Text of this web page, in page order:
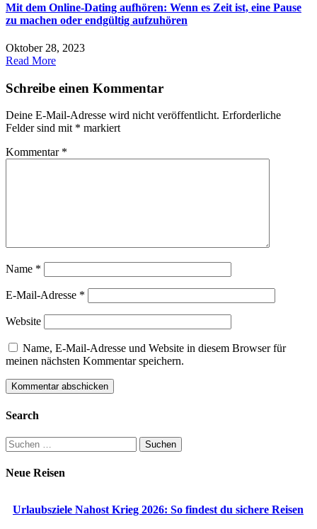
Mit dem Online-Dating aufhören: Wenn es Zeit ist, eine Pause
zu machen oder endgültig aufzuhören
Oktober 28, 2023
Read More
Schreibe einen Kommentar
Deine E-Mail-Adresse wird nicht veröffentlicht. Erforderliche
Felder sind mit * markiert
Kommentar *
Name *
E-Mail-Adresse *
Website
Name, E-Mail-Adresse und Website in diesem Browser für
meinen nächsten Kommentar speichern.
Search
Suchen
nach:
Neue Reisen
Urlaubsziele Nahost Krieg 2026: So findest du sichere Reisen